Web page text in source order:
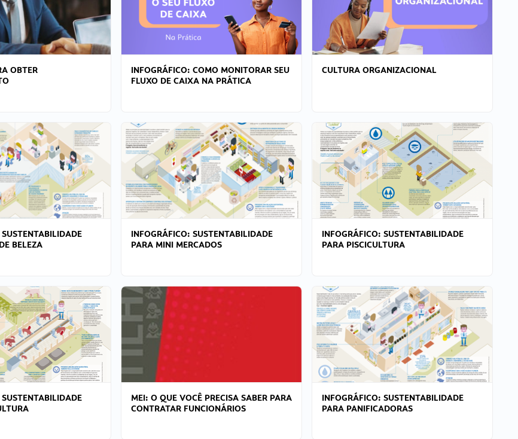
OBTER
INFOGRÁFICO: COMO MONITORAR SEU
FLUXO DE CAIXA NA PRÁTICA
CULTURA ORGANIZACIONAL
BELEZA
INFOGRÁFICO: SUSTENTABILIDADE
PARA MINI MERCADOS
INFOGRÁFICO: SUSTENTABILIDADE
PARA PISCICULTURA
MEI: O QUE VOCÊ PRECISA SABER PARA
CONTRATAR FUNCIONÁRIOS
INFOGRÁFICO: SUSTENTABILIDADE
PARA PANIFICADORAS